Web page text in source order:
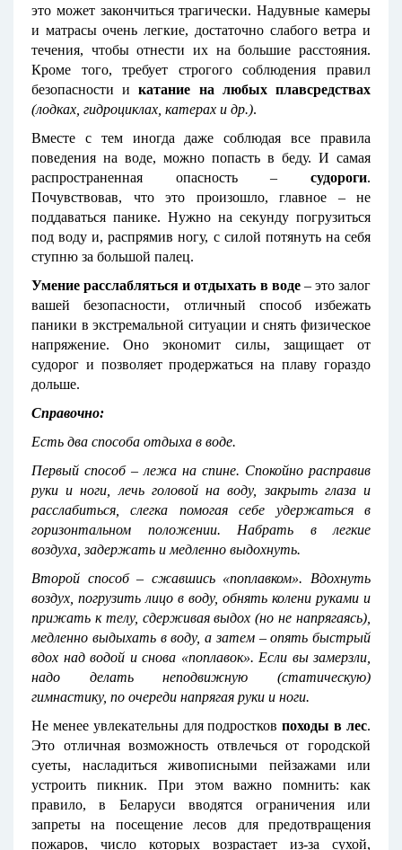
это может закончиться трагически. Надувные камеры
и матрасы очень легкие, достаточно слабого ветра и
течения, чтобы отнести их на большие расстояния.
Кроме того, требует строгого соблюдения правил
безопасности икатание на любых плавсредствах
(лодках, гидроциклах, катерах и др.).
Вместе с тем иногда даже соблюдая все правила
поведения на воде, можно попасть в беду. И самая
распространенная опасность – судороги.
Почувствовав, что это произошло, главное – не
поддаваться панике. Нужно на секунду погрузиться
под воду и, распрямив ногу, с силой потянуть на себя
ступню за большой палец.
Умение расслабляться и отдыхать в воде– это залог
вашей безопасности, отличный способ избежать
паники в экстремальной ситуации и снять физическое
напряжение. Оно экономит силы, защищает от
судорог и позволяет продержаться на плаву гораздо
дольше.
Справочно:
Есть два способа отдыха в воде.
Первый способ – лежа на спине. Спокойно расправив
руки и ноги, лечь головой на воду, закрыть глаза и
расслабиться, слегка помогая себе удержаться в
горизонтальном положении. Набрать в легкие
воздуха, задержать и медленно выдохнуть.
Второй способ – сжавшись «поплавком». Вдохнуть
воздух, погрузить лицо в воду, обнять колени руками и
прижать к телу, сдерживая выдох (но не напрягаясь),
медленно выдыхать в воду, а затем – опять быстрый
вдох над водой и снова «поплавок». Если вы замерзли,
надо делать неподвижную (статическую)
гимнастику, по очереди напрягая руки и ноги.
Не менее увлекательны для подростковпоходы в лес.
Это отличная возможность отвлечься от городской
суеты, насладиться живописными пейзажами или
устроить пикник. При этом важно помнить: как
правило, в Беларуси вводятся ограничения или
запреты на посещение лесов для предотвращения
пожаров, число которых возрастает из-за сухой,